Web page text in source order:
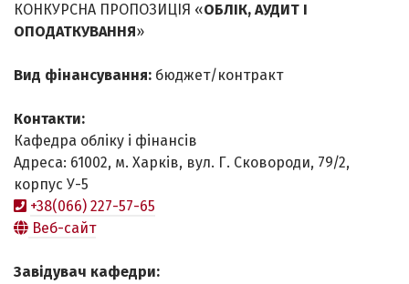
КОНКУРСНА ПРОПОЗИЦІЯ «ОБЛІК, АУДИТ І
ОПОДАТКУВАННЯ»
Вид фінансування: бюджет/контракт
Контакти:
Кафедра обліку і фінансів
Адреса: 61002, м. Харків, вул. Г. Сковороди, 79/2,
корпус У-5
+38(066) 227-57-65
Веб-сайт
Завідувач кафедри: